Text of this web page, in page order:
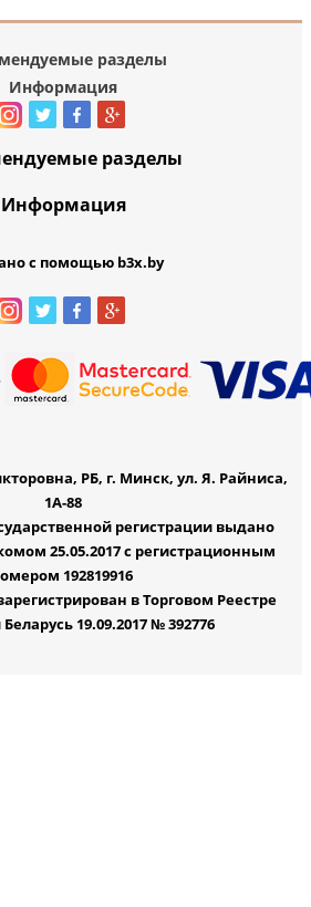
разделы
Информация
разделы
Информация
с помощью b3x.by
РБ, г. Минск, ул. Я. Райниса,
1А-88
регистрации выдано
25.05.2017 с регистрационным
192819916
в Торговом Реестре
19.09.2017 № 392776